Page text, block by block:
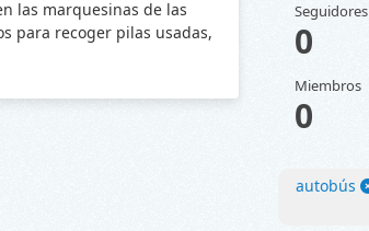
las marquesinas de las
para recoger pilas usadas,
Seguidores
0
Miembros
0
autobús